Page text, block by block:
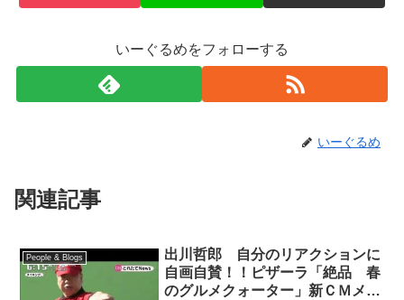
いーぐるめをフォローする
いーぐるめ
関連記事
People & Blogs
出川哲郎 自分のリアクションに
自画自賛！！ピザーラ「絶品 春
のグルメクォーター」新ＣＭメイ